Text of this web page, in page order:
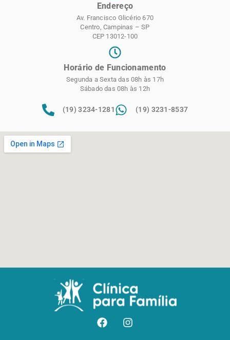
Endereço
Av. Francisco Glicério 670
Centro, Campinas – SP
CEP 13012-100
Horário de Funcionamento
Segunda a Sexta das 08h às 17h
Sábado das 08h às 12h
(19) 3234-1281 (19) 3231-8537